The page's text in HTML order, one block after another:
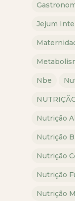
Jejum
Nbe
Nutrição
Nutrição
Nutrição
Nutrição
Nutrição